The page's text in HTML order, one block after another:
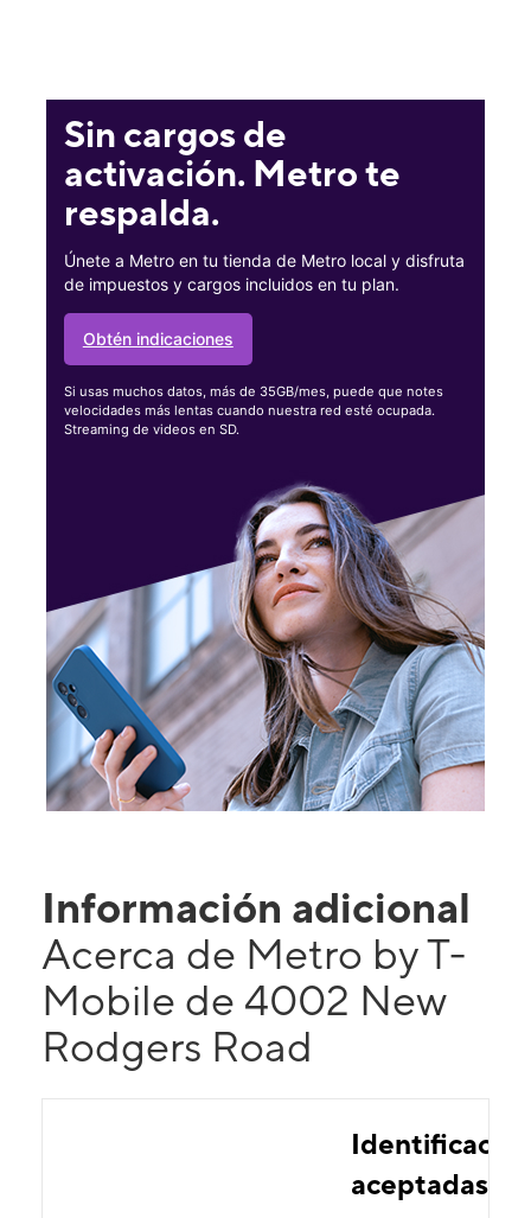
Sin cargos de
activación. Metro te
respalda.
Únete a Metro en tu tienda de Metro local y disfruta
de impuestos y cargos incluidos en tu plan.
Obtén indicaciones
Si usas muchos datos, más de 35GB/mes, puede que notes
velocidades más lentas cuando nuestra red esté ocupada.
Streaming de videos en SD.
Información adicional
Acerca de Metro by T-
Mobile de 4002 New
Rodgers Road
aceptadas